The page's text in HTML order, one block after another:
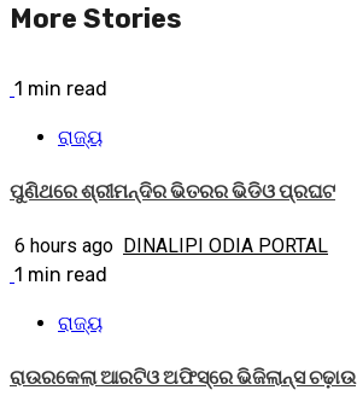
More Stories
1 min read
ରାଜ୍ୟ
ପୁଣିଥରେ ଶ୍ରୀମନ୍ଦିର ଭିତରର ଭିଡିଓ ପ୍ରଘଟ
6 hours ago DINALIPI ODIA PORTAL
1 min read
ରାଜ୍ୟ
ରାଉରକେଲା ଆରଟିଓ ଅଫିସ୍‌ରେ ଭିଜିଲାନ୍ସ ଚଢ଼ାଉ